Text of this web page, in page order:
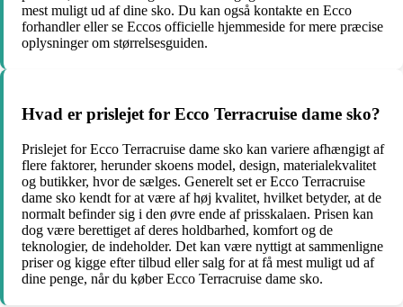
mest muligt ud af dine sko. Du kan også kontakte en Ecco
forhandler eller se Eccos officielle hjemmeside for mere præcise
oplysninger om størrelsesguiden.
Hvad er prislejet for Ecco Terracruise dame sko?
Prislejet for Ecco Terracruise dame sko kan variere afhængigt af
flere faktorer, herunder skoens model, design, materialekvalitet
og butikker, hvor de sælges. Generelt set er Ecco Terracruise
dame sko kendt for at være af høj kvalitet, hvilket betyder, at de
normalt befinder sig i den øvre ende af prisskalaen. Prisen kan
dog være berettiget af deres holdbarhed, komfort og de
teknologier, de indeholder. Det kan være nyttigt at sammenligne
priser og kigge efter tilbud eller salg for at få mest muligt ud af
dine penge, når du køber Ecco Terracruise dame sko.